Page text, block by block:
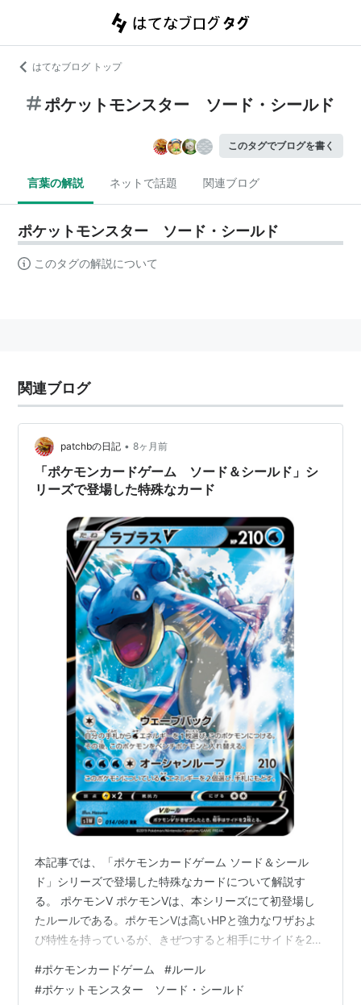
はてなブログ トップ
ポケットモンスター ソード・シールド
このタグでブログを書く
言葉の解説 ネットで話題 関連ブログ
ポケットモンスター ソード・シールド
このタグの解説について
関連ブログ
patchbの日記 • 8ヶ月前
「ポケモンカードゲーム ソード＆シールド」シ
リーズで登場した特殊なカード
本記事では、「ポケモンカードゲーム ソード＆シール
ド」シリーズで登場した特殊なカードについて解説す
る。 ポケモンV ポケモンVは、本シリーズにて初登場し
たルールである。ポケモンVは高いHPと強力なワザおよ
び特性を持っているが、きぜつすると相手にサイドを2枚
ンとして扱われる。 ポケモンVMAX ポケモンVMAXは、
ポケモンVから進化するカードである。ポケモンVと比べ
#ポケモンカードゲーム #ルール
#ポケットモンスター ソード・シールド